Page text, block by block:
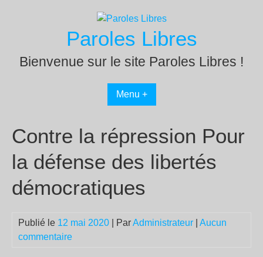
Paroles Libres
Bienvenue sur le site Paroles Libres !
Menu +
Contre la répression Pour
la défense des libertés
démocratiques
Publié le 12 mai 2020 | ParAdministrateur
Aucun
commentaire